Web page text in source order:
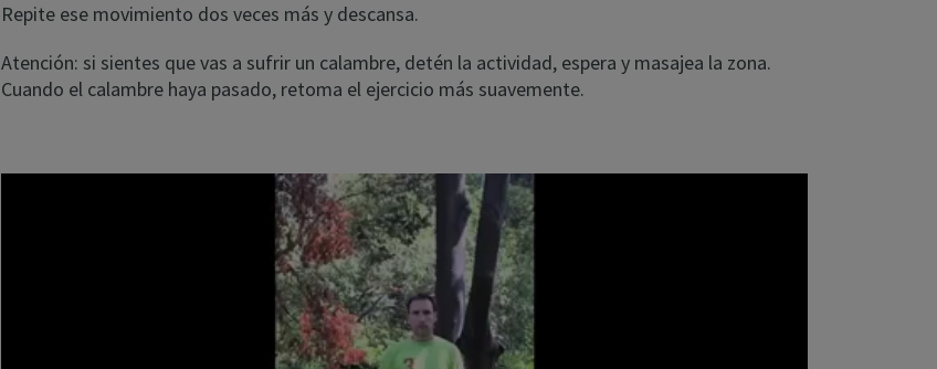
Repite ese movimiento dos veces más y descansa.
Atención: si sientes que vas a sufrir un calambre, detén la actividad, espera y masajea la zona.
Cuando el calambre haya pasado, retoma el ejercicio más suavemente.